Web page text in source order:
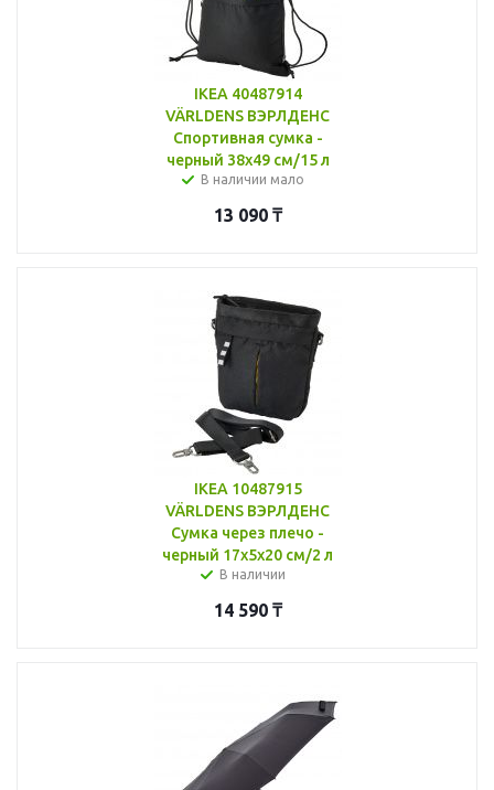
IKEA 40487914
VÄRLDENS ВЭРЛДЕНС
Спортивная сумка -
черный 38x49 см/15 л
В наличии мало
13 090₸
IKEA 10487915
VÄRLDENS ВЭРЛДЕНС
Сумка через плечо -
черный 17x5x20 см/2 л
В наличии
14 590₸